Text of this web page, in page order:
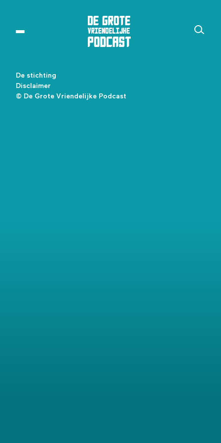
© De Grote Vriendelijke Podcast
De stichting
Disclaimer